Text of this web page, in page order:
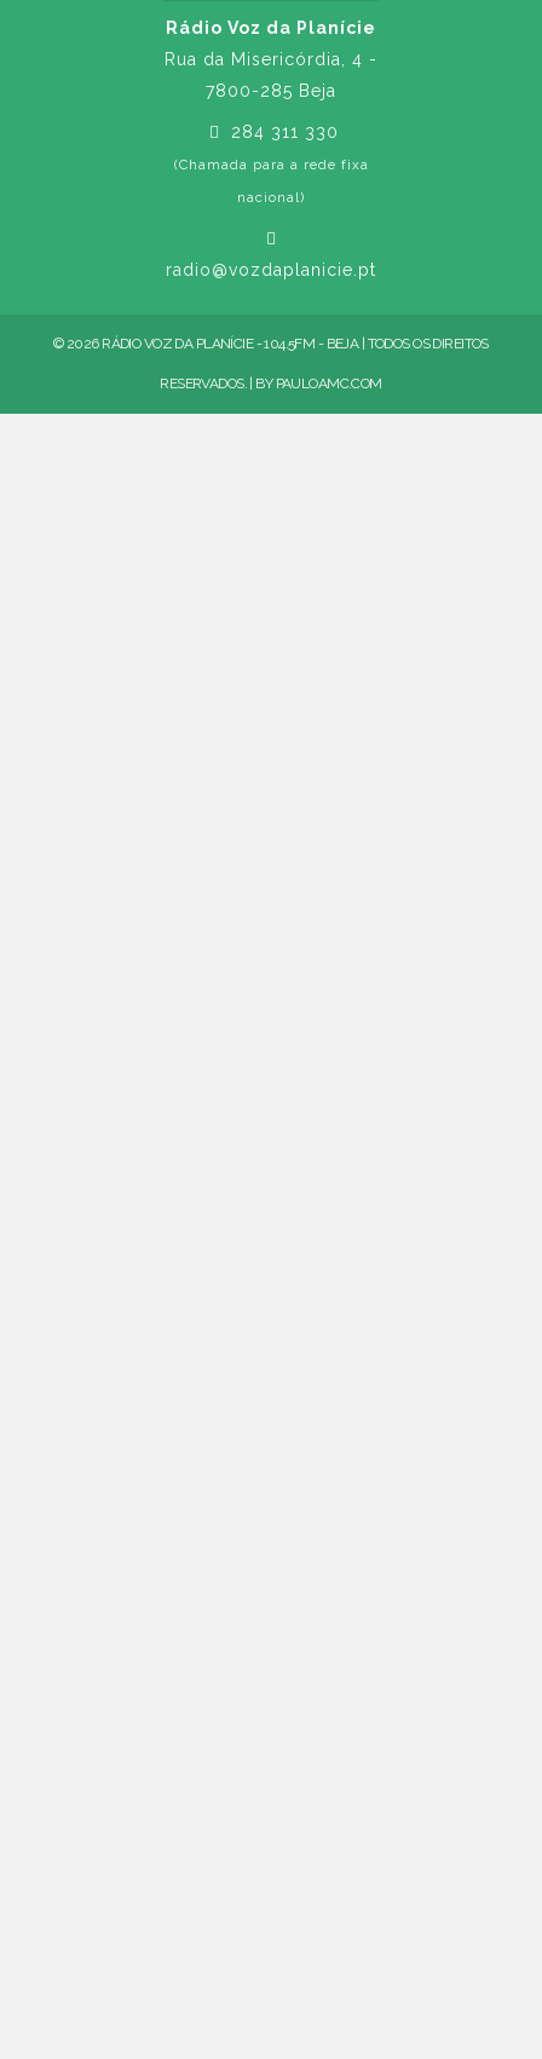
Rádio Voz da Planície
Rua da Misericórdia, 4 -
7800-285 Beja
284 311 330
(Chamada para a rede fixa
nacional)
radio@vozdaplanicie.pt
© 2026 RÁDIO VOZ DA PLANÍCIE - 104.5FM - BEJA | TODOS OS DIREITOS
RESERVADOS. | BY PAULOAMC.COM